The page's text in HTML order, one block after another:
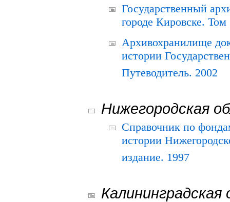
Государственный
городе Кировске.
Архивохранилище
истории
Путеводитель. 2002
Нижегородская
Справочник по
истории
издание. 1997
Калининградская